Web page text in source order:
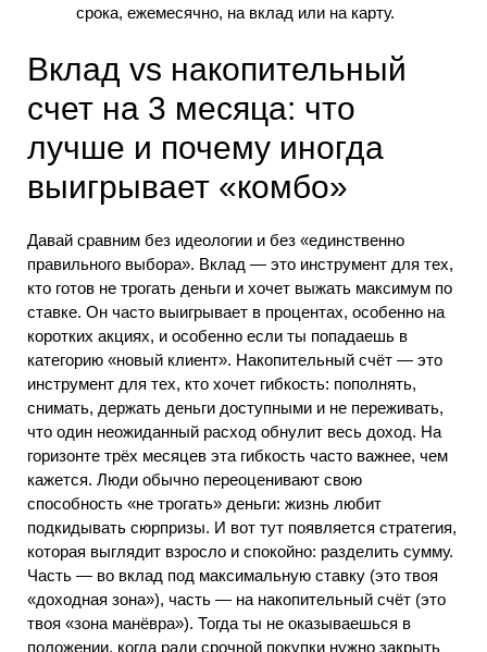
срока, ежемесячно, на вклад или на карту.
Вклад vs накопительный
счет на 3 месяца: что
лучше и почему иногда
выигрывает «комбо»
Давай сравним без идеологии и без «единственно
правильного выбора». Вклад — это инструмент для тех,
кто готов не трогать деньги и хочет выжать максимум по
ставке. Он часто выигрывает в процентах, особенно на
коротких акциях, и особенно если ты попадаешь в
категорию «новый клиент». Накопительный счёт — это
инструмент для тех, кто хочет гибкость: пополнять,
снимать, держать деньги доступными и не переживать,
что один неожиданный расход обнулит весь доход. На
горизонте трёх месяцев эта гибкость часто важнее, чем
кажется. Люди обычно переоценивают свою
способность «не трогать» деньги: жизнь любит
подкидывать сюрпризы. И вот тут появляется стратегия,
которая выглядит взросло и спокойно: разделить сумму.
Часть — во вклад под максимальную ставку (это твоя
«доходная зона»), часть — на накопительный счёт (это
твоя «зона манёвра»). Тогда ты не оказываешься в
положении, когда ради срочной покупки нужно закрыть